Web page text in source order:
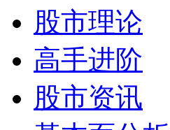
股市理论
高手进阶
股市资讯